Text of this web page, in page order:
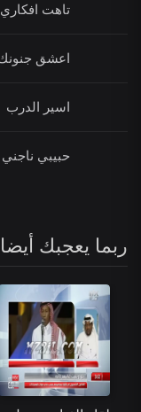
تاهت افكاري
اعشق
اسير الدرب
حبيبي ناجني
ربما يعجبك أيضا